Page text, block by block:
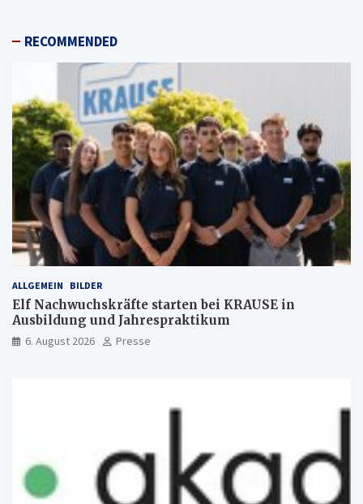
RECOMMENDED
ALLGEMEIN BILDER
Elf Nachwuchskräfte starten bei KRAUSE in
Ausbildung und Jahrespraktikum
6. August 2026 Presse